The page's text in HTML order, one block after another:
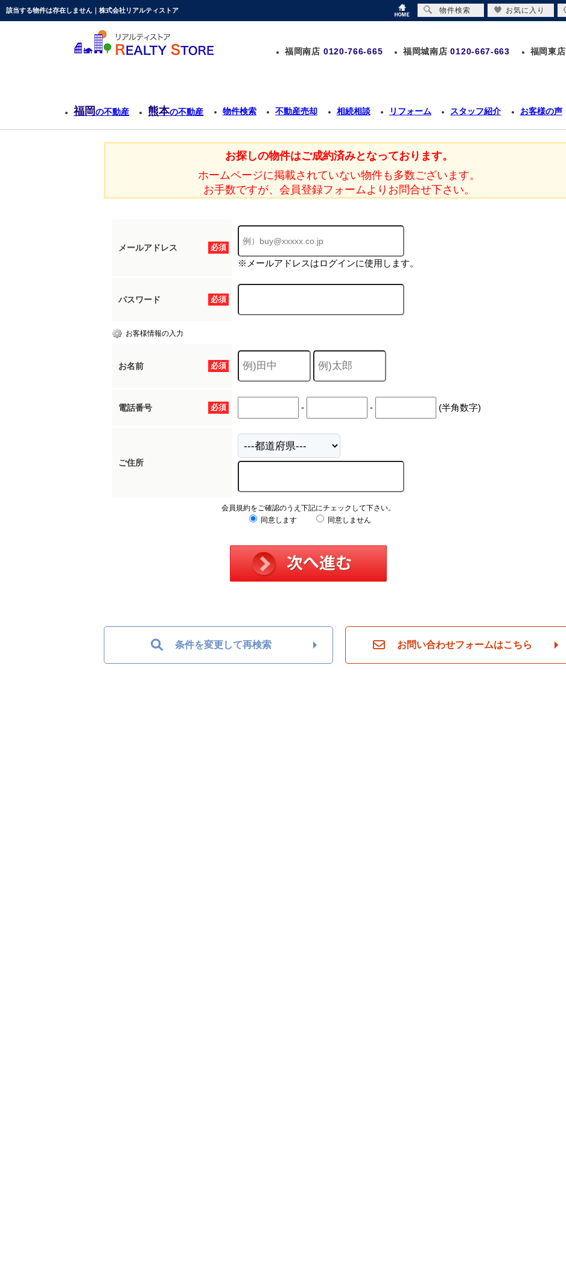
該当する物件は存在しません｜株式会社リアルティストア
福岡南店 0120-766-665 福岡城南店 0120-667-663 福岡東店
福岡の不動産 熊本の不動産 物件検索 不動産売却 相続相談 リフォーム スタッフ紹介 お客様の声
お探しの物件はご成約済みとなっております。
ホームページに掲載されていない物件も多数ございます。
お手数ですが、会員登録フォームよりお問合せ下さい。
必須
メールアドレス
※メールアドレスはログインに使用します。
必須
パスワード
お客様情報の入力
必須
お名前
必須
電話番号 - - (半角数字)
ご住所
会員規約をご確認のうえ下記にチェックして下さい。
同意します
同意しません
条件を変更して再検索 お問い合わせフォームはこちら
物件検索 お気に入り